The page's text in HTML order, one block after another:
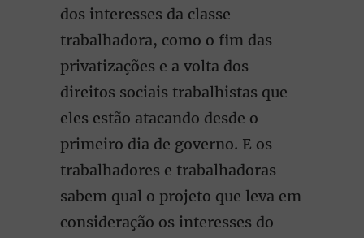
dos interesses da classe
trabalhadora, como o fim das
privatizações e a volta dos
direitos sociais trabalhistas que
eles estão atacando desde o
primeiro dia de governo. E os
trabalhadores e trabalhadoras
sabem qual o projeto que leva em
consideração os interesses do